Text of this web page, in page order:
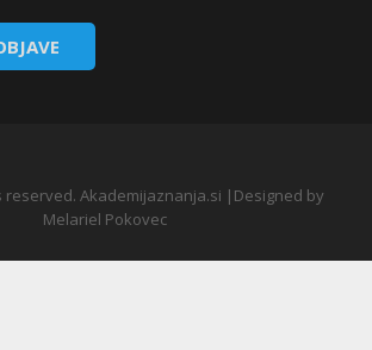
reserved. Akademijaznanja.si |Designed by
Melariel Pokovec